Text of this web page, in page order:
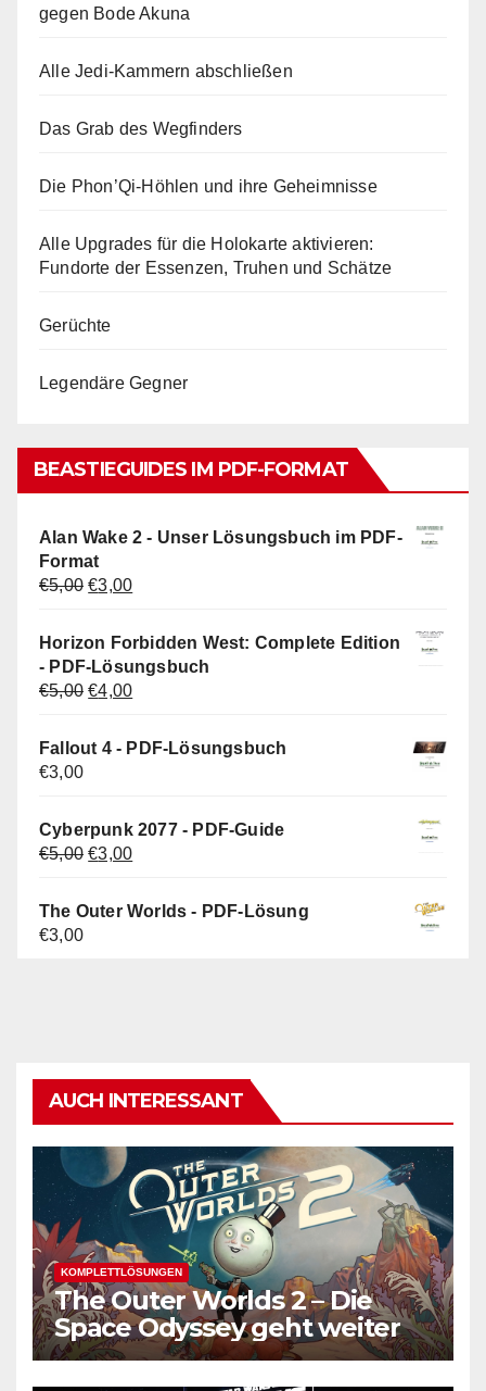
gegen Bode Akuna
Alle Jedi-Kammern abschließen
Das Grab des Wegfinders
Die Phon’Qi-Höhlen und ihre Geheimnisse
Alle Upgrades für die Holokarte aktivieren:
Fundorte der Essenzen, Truhen und Schätze
Gerüchte
Legendäre Gegner
BEASTIEGUIDES IM PDF-FORMAT
Alan Wake 2 - Unser Lösungsbuch im PDF-
Format
€5,00 Ursprünglicher
war:
€5,00
€3,00Aktueller
ist:
€3,00.
Horizon Forbidden West: Complete Edition
- PDF-Lösungsbuch
€5,00 Ursprünglicher
war:
€4,00Aktueller
ist:
Fallout 4 - PDF-Lösungsbuch
€3,00
Cyberpunk 2077 - PDF-Guide
€5,00 Ursprünglicher
€3,00Aktueller
ist:
The Outer Worlds - PDF-Lösung
€3,00
AUCH INTERESSANT
KOMPLETTLÖSUNGEN
The Outer Worlds 2 – Die
Space Odyssey geht weiter